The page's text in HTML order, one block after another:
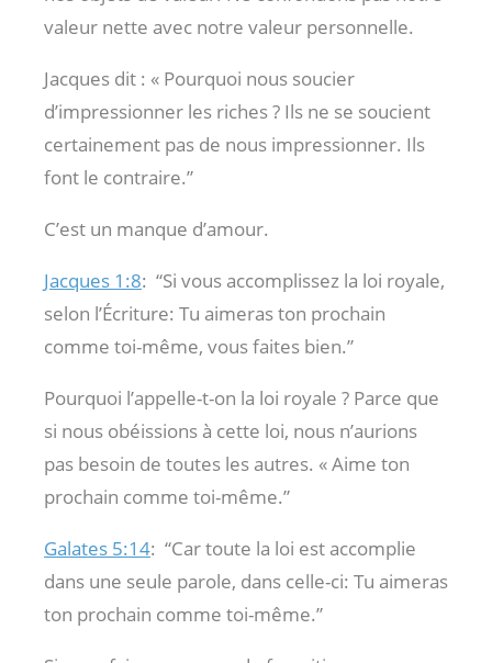
valeur nette avec notre valeur personnelle.
Jacques dit : « Pourquoi nous soucier
d’impressionner les riches ? Ils ne se soucient
certainement pas de nous impressionner. Ils
font le contraire.”
C’est un manque d’amour.
Jacques 1:8: “Si vous accomplissez la loi royale,
selon l’Écriture: Tu aimeras ton prochain
comme toi-même, vous faites bien.”
Pourquoi l’appelle-t-on la loi royale ? Parce que
si nous obéissions à cette loi, nous n’aurions
pas besoin de toutes les autres. « Aime ton
prochain comme toi-même.”
Galates 5:14: “Car toute la loi est accomplie
dans une seule parole, dans celle-ci: Tu aimeras
ton prochain comme toi-même.”